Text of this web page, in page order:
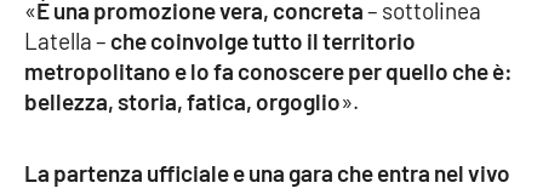
«È una promozione vera, concreta– sottolinea
Latella – che coinvolge tutto il territorio
metropolitano e lo fa conoscere per quello che è:
bellezza, storia, fatica, orgoglio».
La partenza ufficiale e una gara che entra nel vivo